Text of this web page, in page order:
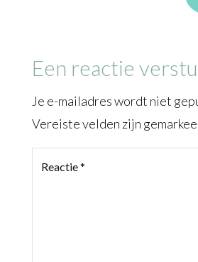
Een reactie
Je e-mailadres wordt niet
Vereiste velden zijn